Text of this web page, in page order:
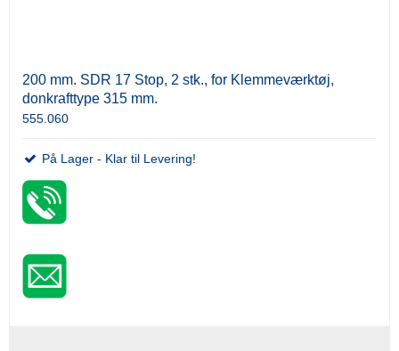
200 mm. SDR 17 Stop, 2 stk., for Klemmeværktøj,
donkrafttype 315 mm.
555.060
På Lager - Klar til Levering!